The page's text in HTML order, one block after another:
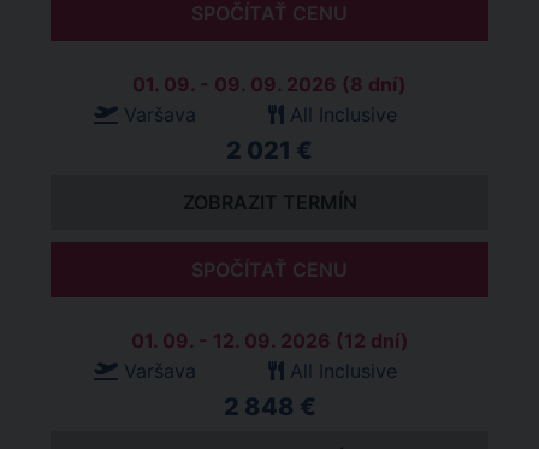
SPOČÍTAŤ CENU
01. 09. - 09. 09. 2026 (8 dní)
Varšava
All Inclusive
2 021 €
ZOBRAZIT TERMÍN
SPOČÍTAŤ CENU
01. 09. - 12. 09. 2026 (12 dní)
Varšava
All Inclusive
2 848 €